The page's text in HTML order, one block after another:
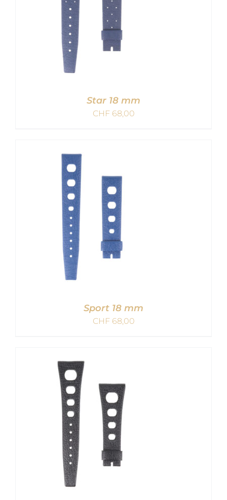
IN DEN WARENKORB
Star 18 mm
CHF68,00
IN DEN WARENKORB
DETAILS
Sport 18 mm
CHF68,00